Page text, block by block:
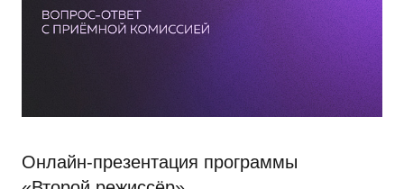
Онлайн-презентация программы